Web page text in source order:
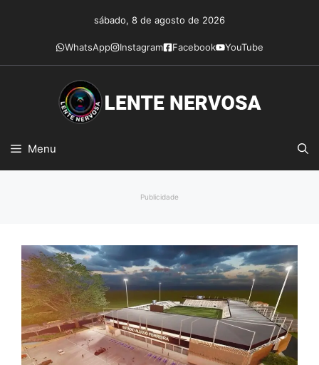
conteúdo
sábado, 8 de agosto de 2026
WhatsApp Instagram Facebook YouTube
Menu
Publicidade